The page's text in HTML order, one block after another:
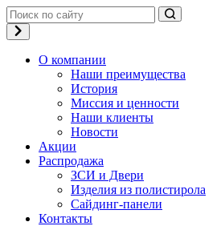
О компании
Наши преимущества
История
Миссия и ценности
Наши клиенты
Новости
Акции
Распродажа
ЗСИ и Двери
Изделия из полистирола
Сайдинг-панели
Контакты